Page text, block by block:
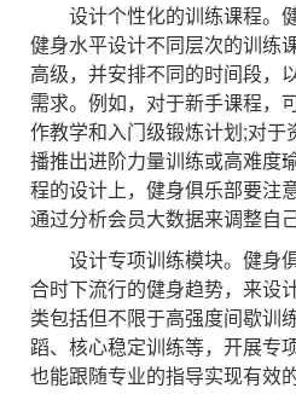
设计个性化的训练课程。
健身水平设计不同层次的训练
高级，并安排不同的时间段，
需求。例如，对于新手课程，
作教学和入门级锻炼计划;对于
播推出进阶力量训练或高难度
程的设计上，健身俱乐部要注
通过分析会员大数据来调整自
设计专项训练模块。健身
合时下流行的健身趋势，来设
类包括但不限于高强度间歇训
蹈、核心稳定训练等，开展专
也能跟随专业的指导实现有效